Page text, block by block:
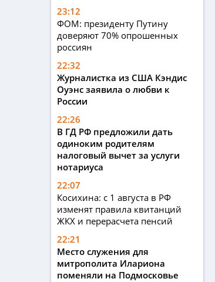
23:12
ФОМ: президенту Путину
доверяют 70% опрошенных
россиян
22:32
Журналистка из США Кэндис
Оуэнс заявила о любви к
России
22:26
В ГД РФ предложили дать
одиноким родителям
налоговый вычет за услуги
нотариуса
22:07
Косихина: с 1 августа в РФ
изменят правила квитанций
ЖКХ и перерасчета пенсий
22:21
Место служения для
митрополита Илариона
поменяли на Подмосковье